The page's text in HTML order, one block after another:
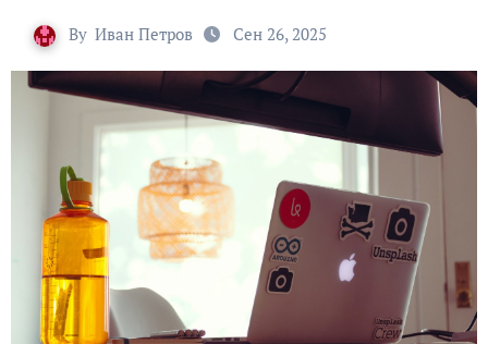
By Иван Петров Сен 26, 2025